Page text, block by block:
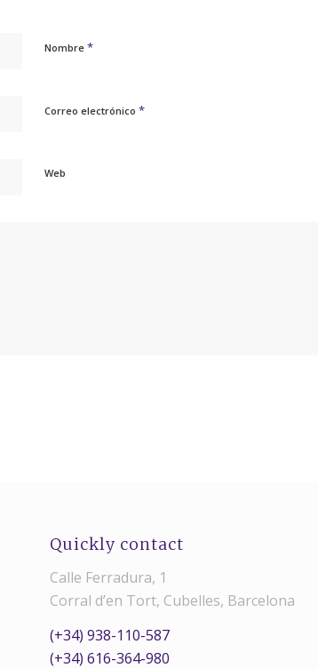
Nombre *
Correo electrónico *
Web
Quickly contact
Calle Ferradura, 1
Corral d’en Tort, Cubelles, Barcelona
(+34) 938-110-587
(+34) 616-364-980